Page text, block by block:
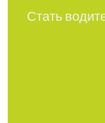
Стать